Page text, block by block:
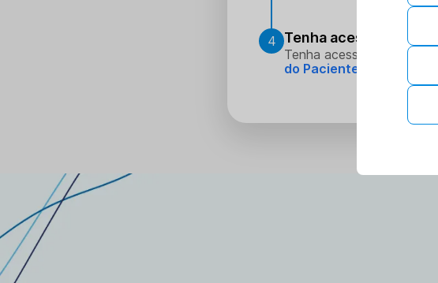
4 Tenha acesso aos
Tenha acesso aos
do Paciente.